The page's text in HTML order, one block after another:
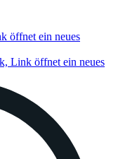
öffnet ein neues
Link öffnet ein neues